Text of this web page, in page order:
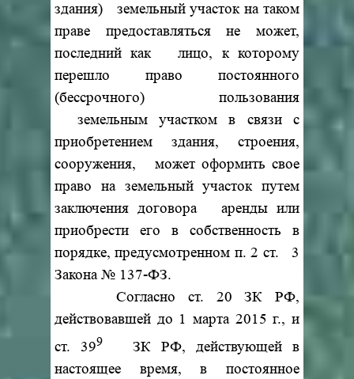
здания) земельный участок на таком
праве предоставляться не может,
последний как лицо, к которому
перешло право постоянного
(бессрочного) пользования
земельным участком в связи с
приобретением здания, строения,
сооружения, может оформить свое
право на земельный участок путем
заключения договора аренды или
приобрести его в собственность в
порядке, предусмотренном п. 2 ст. 3
Закона № 137-ФЗ.
Согласно ст. 20 ЗК РФ,
действовавшей до 1 марта 2015 г., и
ст. 399ЗК РФ, действующей в
настоящее время, в постоянное